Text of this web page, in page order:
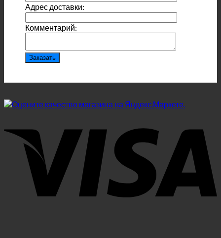
Адрес доставки:
Комментарий: